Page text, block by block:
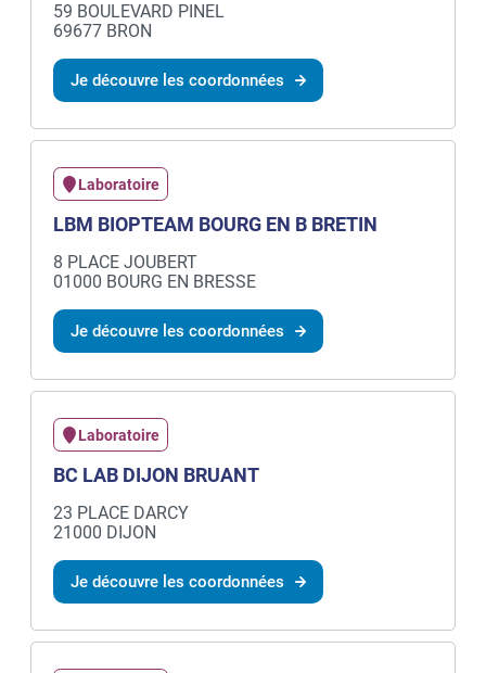
59 BOULEVARD PINEL
69677 BRON
Je découvre les coordonnées
Laboratoire
LBM BIOPTEAM BOURG EN B BRETIN
8 PLACE JOUBERT
01000 BOURG EN BRESSE
Je découvre les coordonnées
Laboratoire
BC LAB DIJON BRUANT
23 PLACE DARCY
21000 DIJON
Je découvre les coordonnées